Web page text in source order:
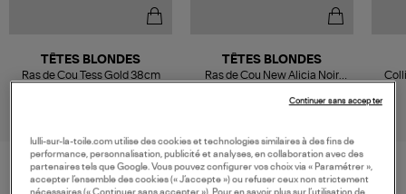
TÊTES BLONDES
Ras de Cou Tess Gold 38cm
TÊTES BLONDES
Ras de Cou New Alicia Noir
lulli-sur-la-toile.com utilise des cookies et technologies similaires à des fins de
performance, personnalisation, publicité et analyses, en collaboration avec des
partenaires tels que Google. Vous pouvez configurer vos choix via « Paramétrer »,
accepter l’ensemble des cookies (« J’accepte ») ou refuser ceux non strictement
Continuer sans accepter